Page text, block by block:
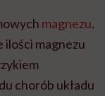
magnezu.
ilości magnezu
chorób układu